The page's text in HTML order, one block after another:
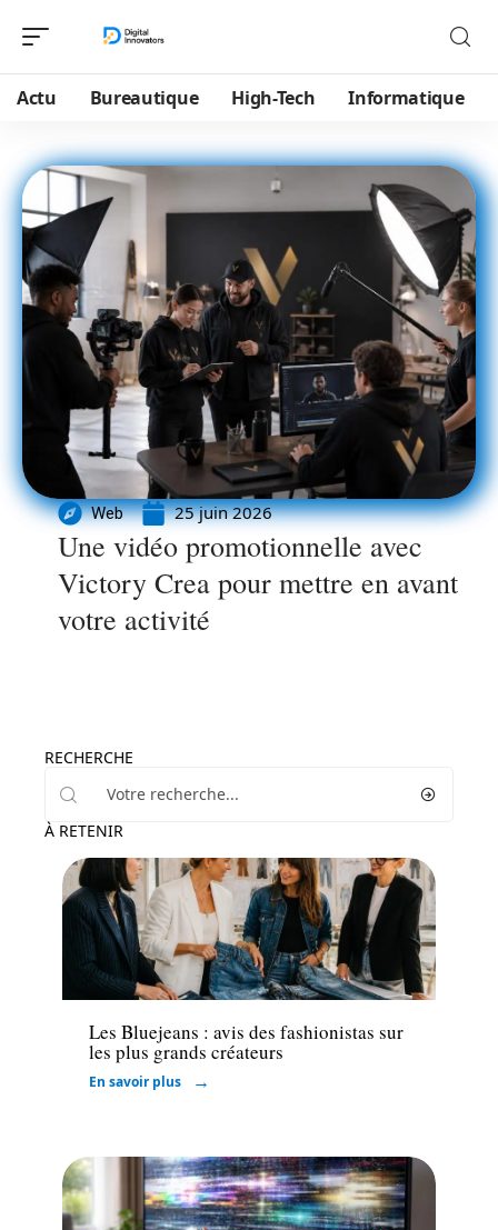
Actu Bureautique High-Tech Informatique
Web 25 juin 2026
Une vidéo promotionnelle avec
Victory Crea pour mettre en avant
votre activité
RECHERCHE
À RETENIR
Actu
Les Bluejeans : avis des fashionistas sur
les plus grands créateurs
En savoir plus